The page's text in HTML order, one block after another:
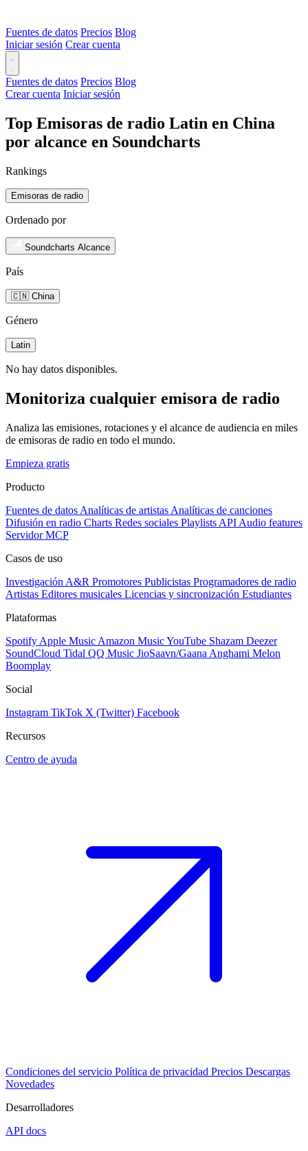
Fuentes de datos Precios Blog
Iniciar sesión Crear cuenta
Fuentes de datos Precios Blog
Crear cuenta Iniciar sesión
Top Emisoras de radio Latin en China
por alcance en Soundcharts
Rankings
Emisoras de radio
Ordenado por
Soundcharts Alcance
País
🇨🇳 China
Género
Latin
No hay datos disponibles.
Monitoriza cualquier emisora de radio
Analiza las emisiones, rotaciones y el alcance de audiencia en miles
de emisoras de radio en todo el mundo.
Empieza gratis
Producto
Fuentes de datos Analíticas de artistas Analíticas de canciones
Difusión en radio Charts Redes sociales Playlists API Audio features
Servidor MCP
Casos de uso
Investigación A&R Promotores Publicistas Programadores de radio
Artistas Editores musicales Licencias y sincronización Estudiantes
Plataformas
Spotify Apple Music Amazon MusicYouTube Shazam Deezer
SoundCloud Tidal QQ Music JioSaavn/Gaana Anghami Melon
Boomplay
Social
Instagram TikTok X (Twitter) Facebook
Recursos
Centro de ayuda
Condiciones del servicio Política de privacidad Precios Descargas
Novedades
Desarrolladores
API docs